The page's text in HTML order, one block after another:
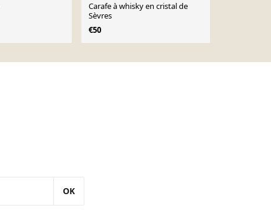
Carafe à whisky en cristal de
Sèvres
€50
OK